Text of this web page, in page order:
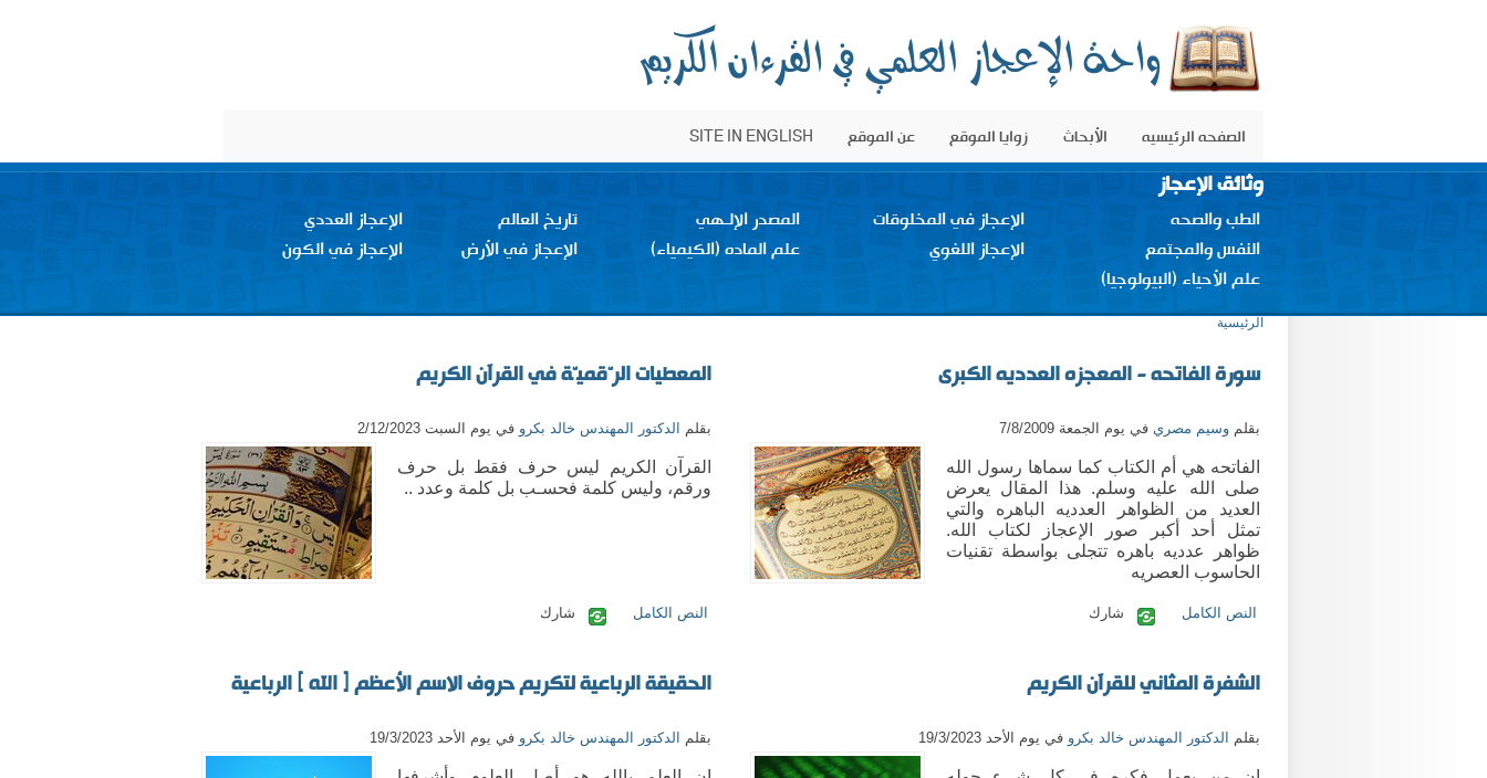
الصفحه الرئيسيه الأبحاث زوايا الموقع عن الموقع SITE IN ENGLISH
وثائق الإعجاز
الطب والصحه الإعجاز في المخلوقات المصدر الإلـهي تاريخ العالم
الإعجاز العددي
النفس والمجتمع
الإعجاز اللغوي علم الماده (الكيمياء) الإعجاز في الأرض
الإعجاز في الكون
علم الأحياء (البيولوجيا)
أنت هنا
الرئيسية
سورة الفاتحه - المعجزه العدديه الكبرى
بقلم وسيم مصري في يوم الجمعة 7/8/2009
الفاتحه هي أم الكتاب كما سماها رسول الله
صلى الله عليه وسلم. هذا المقال يعرض
العديد من الظواهر العدديه الباهره والتي
تمثل أحد أكبر صور الإعجاز لكتاب الله.
ظواهر عدديه باهره تتجلى بواسطة تقنيات
الحاسوب العصريه
النص الكامل شارك
المعطيات الرّقميّة في القرآن الكريم
بقلم الدكتور المهندس خالد بكرو في يوم السبت 2/12/2023
القرآن الكريم ليس حرف فقط بل حرف
ورقم، وليس كلمة فحسـب بل كلمة وعدد ..
النص الكامل شارك
الشفرة المثاني للقرآن الكريم
بقلم الدكتور المهندس خالد بكرو في يوم الأحد 19/3/2023
الحقيقة الرباعية لتكريم حروف الاسم الأعظم ﴿ الله ﴾ الرباعية
بقلم الدكتور المهندس خالد بكرو في يوم الأحد 19/3/2023